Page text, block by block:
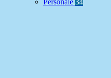
Personale 34